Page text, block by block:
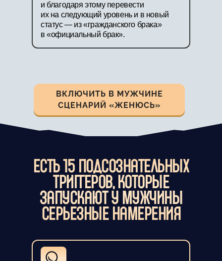
и благодаря этому перевести
их на следующий уровень и в новый
статус — из «гражданского брака»
в «официальный брак».
ВКЛЮЧИТЬ В МУЖЧИНЕ
СЦЕНАРИЙ «ЖЕНЮСЬ»
ЕСТЬ 15 ПОДСОЗНАТЕЛЬНЫХ
ТРИГГЕРОВ, КОТОРЫЕ
ЗАПУСКАЮТ У МУЖЧИНЫ
СЕРЬЕЗНЫЕ НАМЕРЕНИЯ